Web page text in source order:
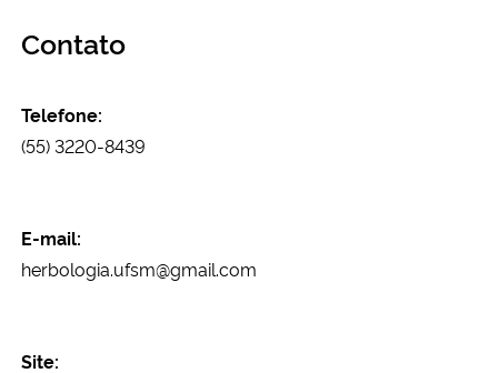
Advocacia-Geral da União
Planalto
Contato
Telefone:
(55) 3220-8439
E-mail:
herbologia.ufsm@gmail.com
Site: